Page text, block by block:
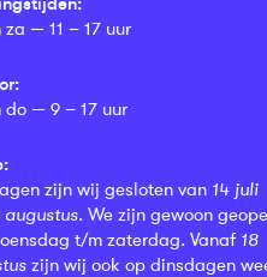
— 11 – 17 uur
— 9 – 17 uur
zijn wij gesloten van 14 juli
augustus. We zijn gewoon
t/m zaterdag. Vanaf 18
zijn wij ook op dinsdagen